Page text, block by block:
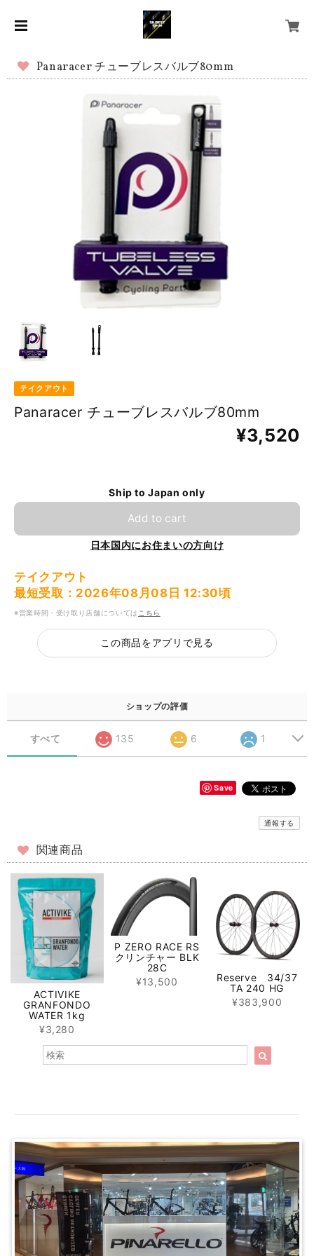
Panaracer チューブレスバルブ80mm
テイクアウト
Panaracer チューブレスバルブ80mm
¥3,520
Ship to Japan only
Add to cart
日本国内にお住まいの方向け
テイクアウト
最短受取：2026年08月08日 12:30頃
※営業時間・受け取り店舗については こちら
この商品をアプリで見る
ショップの評価
すべて 135 6 1
Save
通報する
関連商品
ACTIVIKE
GRANFONDO
WATER 1kg
¥3,280
P ZERO RACE RS
クリンチャー BLK
28C
¥13,500
Reserve 34/37
TA 240 HG
¥383,900